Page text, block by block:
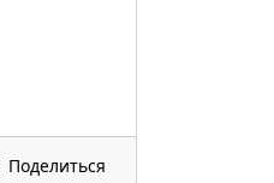
Поделиться